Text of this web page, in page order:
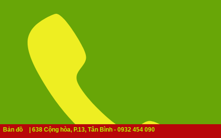
Bản đồ | 638 Cộng hòa, P.13, Tân Bình - 0932 454 090